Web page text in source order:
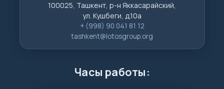
100025, Ташкент, р-н Яккасарайский,
ул. Кушбеги, д.10а
+ (998) 90 041 81 12
tashkent@lotosgroup.org
Часы работы: